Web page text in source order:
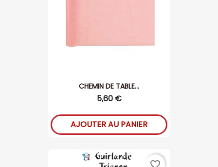
CHEMIN DE TABLE...
5,60 €
AJOUTER AU PANIER
favorite_border